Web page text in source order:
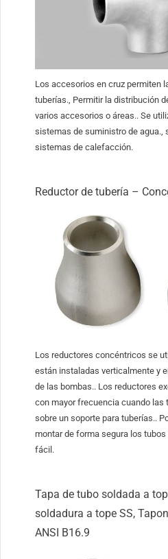
Los accesorios en cruz permiten
tuberías., Permitir la distribución
varios accesorios o áreas.. Se
sistemas de suministro de agua.,
sistemas de calefacción.
Reductor de tubería –
Los reductores concéntricos se
están instaladas verticalmente y
de las bombas.. Los reductores
con mayor frecuencia cuando las
sobre un soporte para tuberías..
montar de forma segura los
fácil.
Tapa de tubo soldada a
soldadura a tope SS,
ANSI B16.9